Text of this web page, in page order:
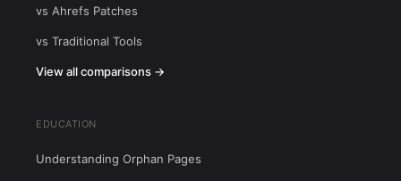
vs Ahrefs Patches
vs Traditional Tools
View all comparisons →
EDUCATION
Understanding Orphan Pages